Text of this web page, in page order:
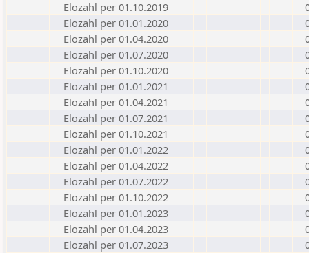
Elozahl per 01.10.2019
Elozahl per 01.01.2020
Elozahl per 01.04.2020
Elozahl per 01.07.2020
Elozahl per 01.10.2020
Elozahl per 01.01.2021
Elozahl per 01.04.2021
Elozahl per 01.07.2021
Elozahl per 01.10.2021
Elozahl per 01.01.2022
Elozahl per 01.04.2022
Elozahl per 01.07.2022
Elozahl per 01.10.2022
Elozahl per 01.01.2023
Elozahl per 01.04.2023
Elozahl per 01.07.2023